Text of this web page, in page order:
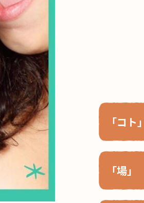
「コト」
「場」